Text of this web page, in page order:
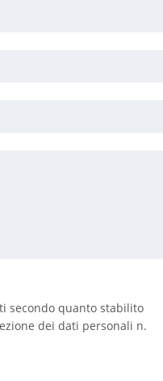
secondo quanto stabilito
dei dati personali n.